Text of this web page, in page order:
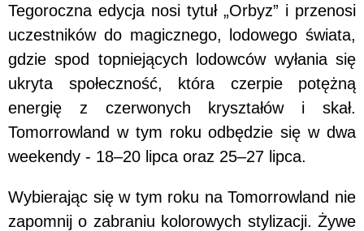
Tegoroczna edycja nosi tytuł „Orbyz” i przenosi
uczestników do magicznego, lodowego świata,
gdzie spod topniejących lodowców wyłania się
ukryta społeczność, która czerpie potężną
energię z czerwonych kryształów i skał.
Tomorrowland w tym roku odbędzie się w dwa
weekendy - 18–20 lipca oraz 25–27 lipca.
Wybierając się w tym roku na Tomorrowland nie
zapomnij o zabraniu kolorowych stylizacji. Żywe